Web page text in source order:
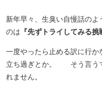
新年早々、生臭い自慢話の
のは 『先ずトライしてみる挑
一度やったら止める訳に行か
立ち過ぎとか。 そう言うマ
れません。